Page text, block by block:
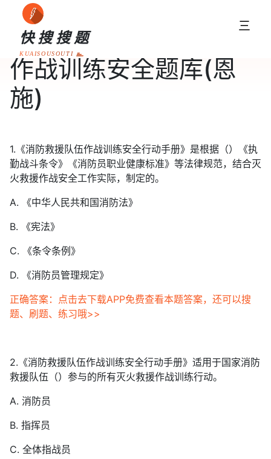
快搜搜题
KUAISOUSOUTI
三
作战训练安全题库(恩
施)
1.《消防救援队伍作战训练安全行动手册》是根据（）《执
勤战斗条令》《消防员职业健康标准》等法律规范，结合灭
火救援作战安全工作实际，制定的。
A. 《中华人民共和国消防法》
B. 《宪法》
C. 《条令条例》
D. 《消防员管理规定》
正确答案：点击去下载APP免费查看本题答案，还可以搜
题、刷题、练习哦>>
2.《消防救援队伍作战训练安全行动手册》适用于国家消防
救援队伍（）参与的所有灭火救援作战训练行动。
A. 消防员
B. 指挥员
C. 全体指战员